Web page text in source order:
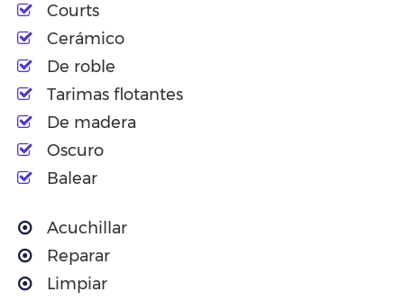
Courts
Cerámico
De roble
Tarimas flotantes
De madera
Oscuro
Balear
Acuchillar
Reparar
Limpiar